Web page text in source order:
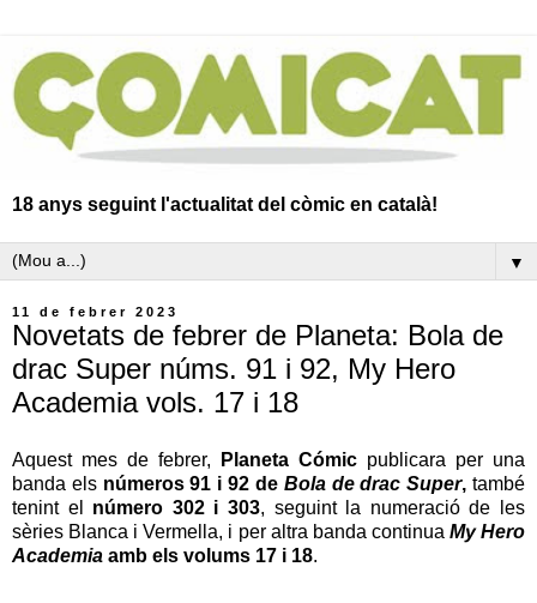
18 anys seguint l'actualitat del còmic en català!
▼
11 de febrer 2023
Novetats de febrer de Planeta: Bola de
drac Super núms. 91 i 92, My Hero
Academia vols. 17 i 18
Aquest mes de febrer, Planeta Cómic publicara per una
banda elsnúmeros 91 i 92 de Bola de drac Super, també
tenint el número 302 i 303, seguint la numeració de les
sèries Blanca i Vermella, i per altra banda continua My Hero
Academia amb els volums 17 i 18.